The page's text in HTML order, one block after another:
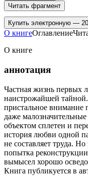
Читать фрагмент
Купить электронную —
О книгеОглавление
О книге
аннотация
Частная жизнь первых
наистрожайшей
пристальное внимание
даже
объектом сплетен и
история любви одной
не составляет труда.
попытка
вымысел хорошо
Книга публикуется в